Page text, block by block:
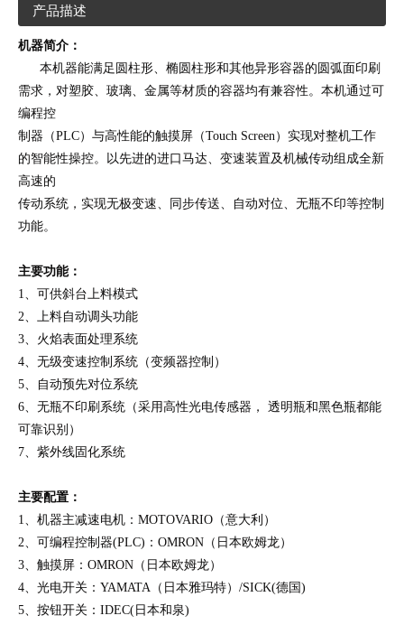
产品描述
机器简介：
本机器能满足圆柱形、椭圆柱形和其他异形容器的圆弧面印刷
需求，对塑胶、玻璃、金属等材质的容器均有兼容性。本机通过可
编程控
制 器（PLC）与高性能的触摸屏（Touch Screen）实现对整机工作
的智能性操控。以先进的进口马达、变速装置及机械传动组成全新
高速的
传动系统，实现无极变速、同步传送、自动对位、无瓶不印等控制
功能。
主要功能：
1、可供斜台上料模式
2、上料自动调头功能
3、火焰表面处理系统
4、无级变速控制系统（变频器控制）
5、自动预先对位系统
6、无瓶不印刷系统（采用高性光电传感器， 透明瓶和黑色瓶都能
可靠识别）
7、紫外线固化系统
主要配置：
1、机器主减速电机 ： MOTOVARIO（意大利）
2、可编程控制器(PLC)：OMRON（日本欧姆龙）
3、触摸屏：OMRON（日本欧姆龙）
4、光电开关：YAMATA（日本雅玛特）/SICK(德国)
5、按钮开关：IDEC(日本和泉)